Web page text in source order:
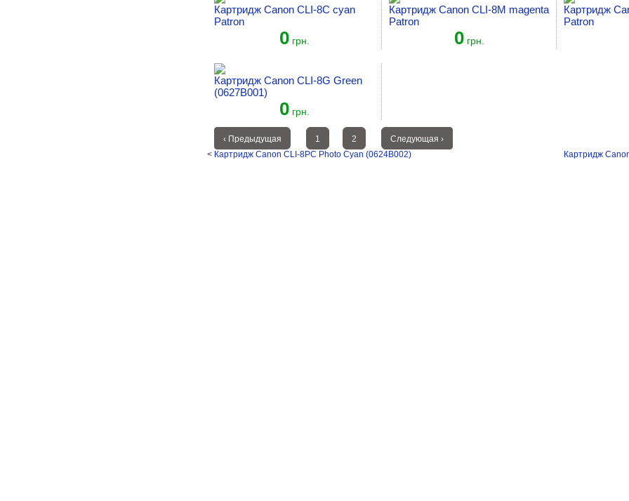
Картридж Canon CLI-8C cyan
Patron
0грн.
Картридж Canon CLI-8M magenta
Patron
0грн.
Картридж
Patron
Картридж Canon CLI-8G Green
(0627B001)
0грн.
‹ Предыдущая 1 2
Следующая ›
< Картридж Canon CLI-8PC Photo Cyan (0624B002) Картридж